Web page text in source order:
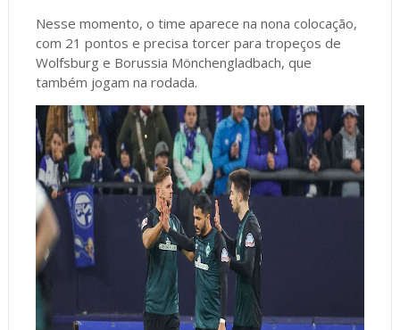
Nesse momento, o time aparece na nona colocação,
com 21 pontos e precisa torcer para tropeços de
Wolfsburg e Borussia Mönchengladbach, que
também jogam na rodada.